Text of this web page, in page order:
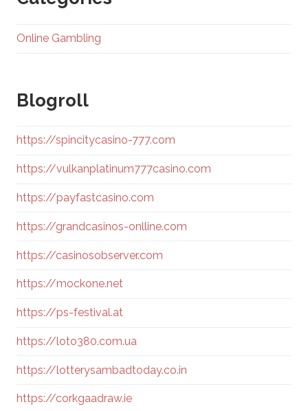
Online Gambling
Blogroll
https://spincitycasino-777.com
https://vulkanplatinum777casino.com
https://payfastcasino.com
https://grandcasinos-onlline.com
https://casinosobserver.com
https://mockone.net
https://ps-festival.at
https://loto380.com.ua
https://lotterysambadtoday.co.in
https://corkgaadraw.ie